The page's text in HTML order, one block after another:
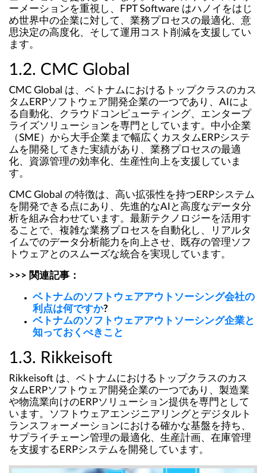
ーメーションを重視し、FPT Software はハノイをはじ
め世界中の企業に対して、業務プロセスの最適化、意
思決定の高度化、そして運用コスト削減を支援してい
ます。
1.2. CMC Global
CMC Global は、ベトナムにおけるトップクラスのカス
タムERPソフトウェア開発企業の一つであり、AIによ
る自動化、クラウドコンピューティング、エンタープ
ライズソリューションを専門としています。中小企業
（SME）から大手企業まで幅広くカスタムERPシステ
ムを開発してきた実績があり、業務プロセスの最適
化、資源管理の効率化、生産性向上を支援していま
す。
CMC Global の特徴は、高い拡張性を持つERPシステム
を開発できる点にあり、先進的なAIと高度なデータ分
析を組み合わせています。最新テクノロジーを活用す
ることで、複雑な業務プロセスを自動化し、リアルタ
イムでのデータ分析能力を向上させ、既存の管理ソフ
トウェアとのスムーズな統合を実現しています。
>>> 関連記事：
ベトナムのソフトウェアアウトソーシング会社の
利点は何ですか?
ベトナムのソフトウェアアウトソーシング企業と
知っておくべきこと
1.3. Rikkeisoft
Rikkeisoft は、ベトナムにおけるトップクラスのカス
タムERPソフトウェア開発企業の一つであり、製造業
や物流業向けのERPソリューション提供を専門として
います。ソフトウェアエンジニアリングとデジタルト
ランスフォーメーションにおける確かな基盤を持ち、
サプライチェーン管理の最適化、生産計画、在庫管理
を支援するERPシステムを開発しています。